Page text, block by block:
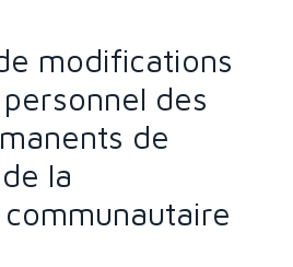
modifications
des
de
la